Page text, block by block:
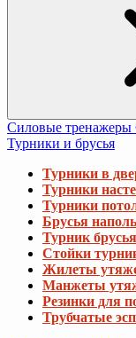
Силовые тренажеры
Турники и брусья
Турники в
Турники
Турники
Брусья
Турник
Стойки
Жилеты
Манжеты
Резинки для
Трубчатые